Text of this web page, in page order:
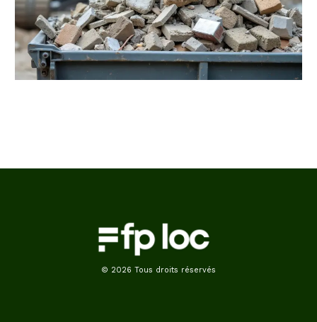
© 2026 Tous droits réservés